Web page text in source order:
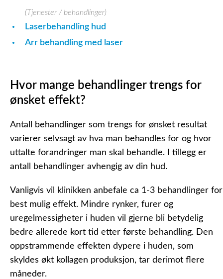
(Tjenester / behandlinger)
Laserbehandling hud
Arr behandling med laser
Hvor mange behandlinger trengs for
ønsket effekt?
Antall behandlinger som trengs for ønsket resultat
varierer selvsagt av hva man behandles for og hvor
uttalte forandringer man skal behandle. I tillegg er
antall behandlinger avhengig av din hud.
Vanligvis vil klinikken anbefale ca 1-3 behandlinger for
best mulig effekt. Mindre rynker, furer og
uregelmessigheter i huden vil gjerne bli betydelig
bedre allerede kort tid etter første behandling. Den
oppstrammende effekten dypere i huden, som
skyldes økt kollagen produksjon, tar derimot flere
måneder.